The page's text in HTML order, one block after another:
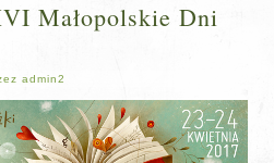
Małopolskie Dni
admin2